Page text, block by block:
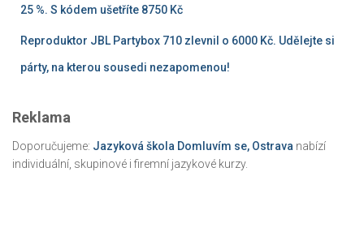
25 %. S kódem ušetříte 8750 Kč
Reproduktor JBL Partybox 710 zlevnil o 6000 Kč. Udělejte si
párty, na kterou sousedi nezapomenou!
Reklama
Doporučujeme: Jazyková škola Domluvím se, Ostrava nabízí
individuální, skupinové i firemní jazykové kurzy.